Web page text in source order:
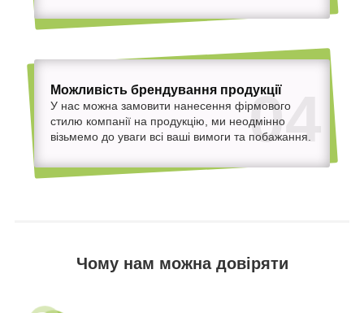
04
Можливість брендування продукції
У нас можна замовити нанесення фірмового
стилю компанії на продукцію, ми неодмінно
візьмемо до уваги всі ваші вимоги та побажання.
Чому нам можна довіряти